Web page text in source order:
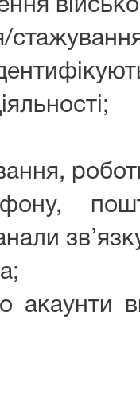
акаунти